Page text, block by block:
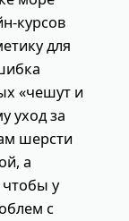
для
«чешут и
уход за
шерсти
а
у
с